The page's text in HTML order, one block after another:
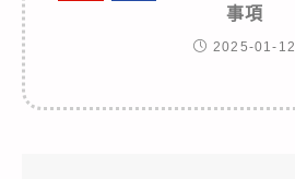
事項
2025-01-12